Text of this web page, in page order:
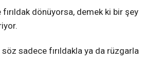
dönüyorsa, demek ki bir şey
söz sadece fırıldakla ya da rüzgarla